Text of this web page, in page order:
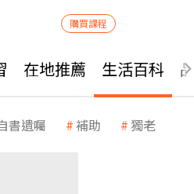
購買課程
在地推薦 生活百科
書遺囑 補助 獨老